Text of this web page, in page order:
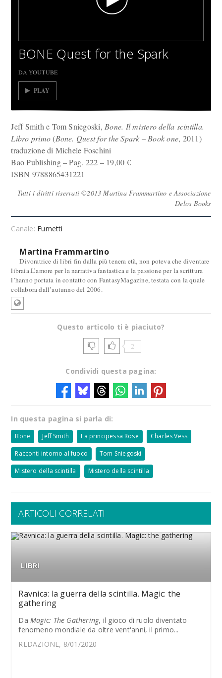
BONE Quest for the Spark
DA YOUTUBE
PLAY
Jeff Smith e Tom Sniegoski, Bone. Il mistero della scintilla.
Libro primo(Bone. Quest for the Spark – Book one, 2011)
traduzione di Michele Foschini
Bao Publishing – Pag. 222 – 19,00 €
ISBN 9788865431221
Tutti i diritti riservati ©2013 Martina Frammartino e Associazione
Delos Books
Canale: Fumetti
Martina Frammartino
Divoratrice di libri fin dalla più tenera età, non poteva che diventare
libraia.L’amore per la narrativa fantastica e la passione per la scrittura
l’hanno portata in contatto con FantasyMagazine, testata con la quale
collabora dall’autunno del 2006.
Questo articolo ti è piaciuto?
2
Condividi questa pagina:
In questa pagina si parla di:
Bone Jeff Smith La principessa Rose Charles Vess
Racconti intorno al fuoco Tom Sniegoski
Mistero della scintilla Mistero della scintilla
ARTICOLI CORRELATI
LIBRI
Ravnica: la guerra della scintilla. Magic: the
gathering
DaMagic: The Gathering, il gioco di ruolo diventato
fenomeno mondiale da oltre vent'anni, il primo...
REDAZIONE, 8/01/2020